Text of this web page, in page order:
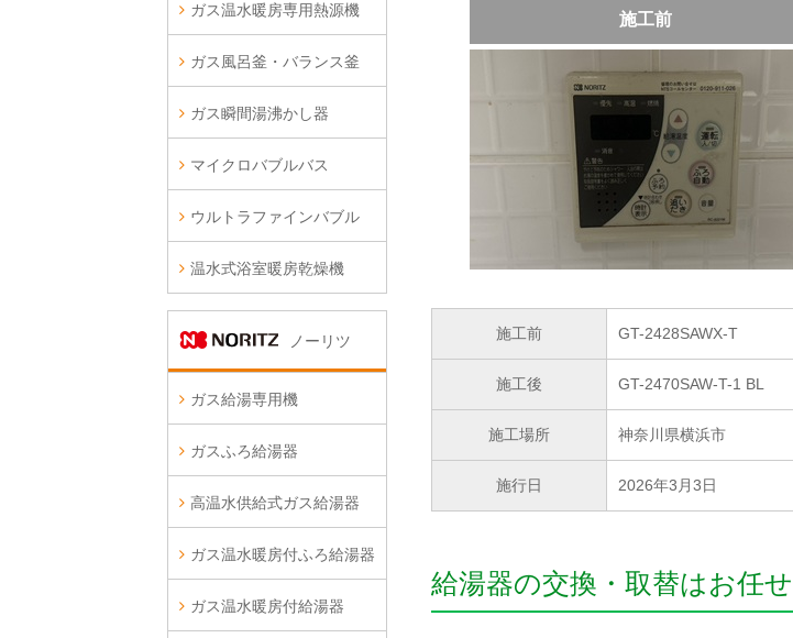
施工前
施工前 GT-2428SAWX-T
施工後 GT-2470SAW-T-1 BL
施工場所 神奈川県横浜市
施行日 2026年3月3日
給湯器の交換・取替はお任
ガス温水暖房専用熱源機
ガス風呂釜・バランス釜
ガス瞬間湯沸かし器
マイクロバブルバス
ウルトラファインバブル
温水式浴室暖房乾燥機
ノーリツ
ガス給湯専用機
ガスふろ給湯器
高温水供給式ガス給湯器
ガス温水暖房付ふろ給湯器
ガス温水暖房付給湯器